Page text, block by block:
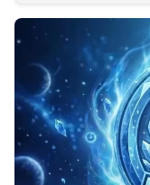
INDONESIA
Partner
Insight
NTB
Suara
Time
Lens
IDN
Daily
Jogja
Jalan
Rakyat
Idealita
News
Kita
Notice
Dinamikapost.com
Radar
Baru
Seedbacklink